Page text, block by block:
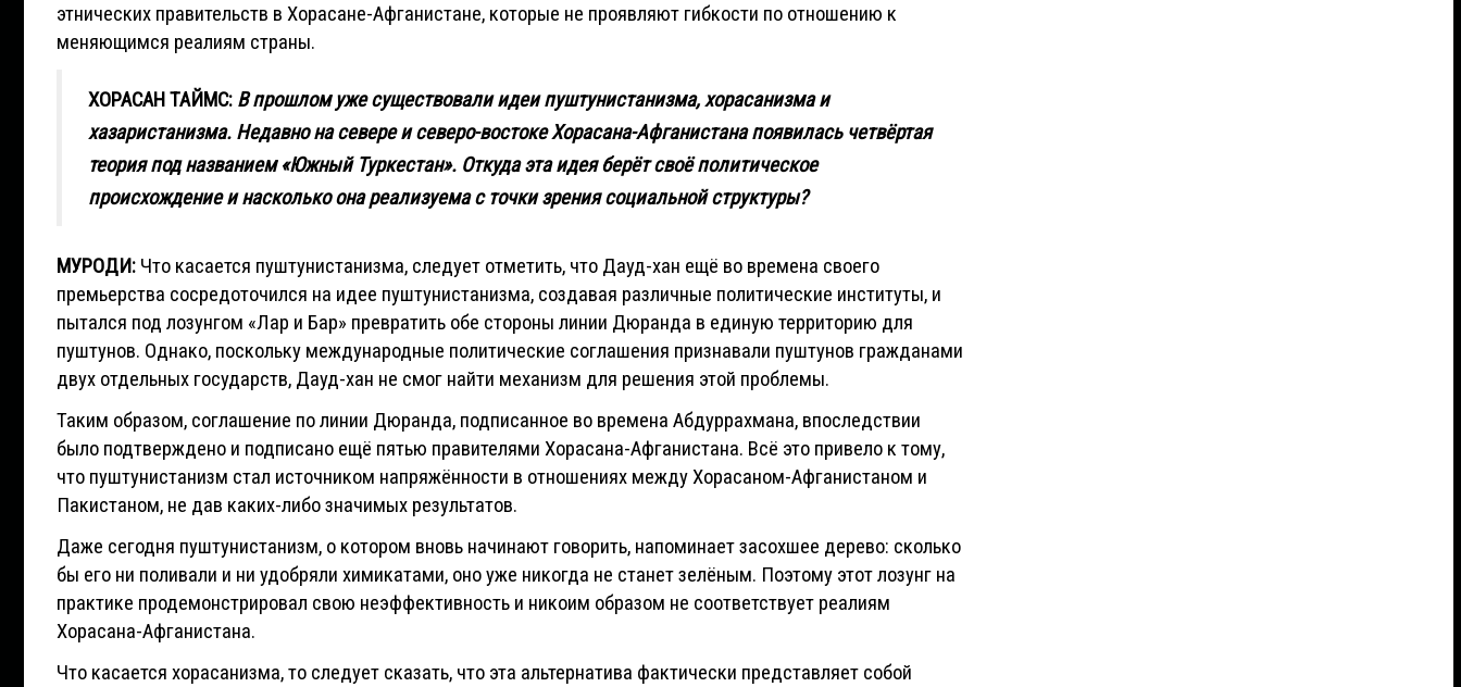
этнических правительств в Хорасане-Афганистане, которые не проявляют гибкости по отношению к
меняющимся реалиям страны.
ХОРАСАН ТАЙМС: В прошлом уже существовали идеи пуштунистанизма, хорасанизма и
хазаристанизма. Недавно на севере и северо-востоке Хорасана-Афганистана появилась четвёртая
теория под названием «Южный Туркестан». Откуда эта идея берёт своё политическое
происхождение и насколько она реализуема с точки зрения социальной структуры?
МУРОДИ: Что касается пуштунистанизма, следует отметить, что Дауд-хан ещё во времена своего
премьерства сосредоточился на идее пуштунистанизма, создавая различные политические институты, и
пытался под лозунгом «Лар и Бар» превратить обе стороны линии Дюранда в единую территорию для
пуштунов. Однако, поскольку международные политические соглашения признавали пуштунов гражданами
двух отдельных государств, Дауд-хан не смог найти механизм для решения этой проблемы.
Таким образом, соглашение по линии Дюранда, подписанное во времена Абдуррахмана, впоследствии
было подтверждено и подписано ещё пятью правителями Хорасана-Афганистана. Всё это привело к тому,
что пуштунистанизм стал источником напряжённости в отношениях между Хорасаном-Афганистаном и
Пакистаном, не дав каких-либо значимых результатов.
Даже сегодня пуштунистанизм, о котором вновь начинают говорить, напоминает засохшее дерево: сколько
бы его ни поливали и ни удобряли химикатами, оно уже никогда не станет зелёным. Поэтому этот лозунг на
практике продемонстрировал свою неэффективность и никоим образом не соответствует реалиям
Хорасана-Афганистана.
Что касается хорасанизма, то следует сказать, что эта альтернатива фактически представляет собой